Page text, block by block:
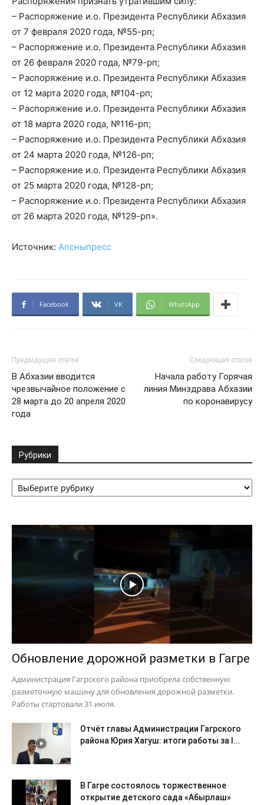
– Распоряжение и.о. Президента Республики Абхазия
от 7 февраля 2020 года, №55-рп;
– Распоряжение и.о. Президента Республики Абхазия
от 26 февраля 2020 года, №79-рп;
– Распоряжение и.о. Президента Республики Абхазия
от 12 марта 2020 года, №104-рп;
– Распоряжение и.о. Президента Республики Абхазия
от 18 марта 2020 года, №116-рп;
– Распоряжение и.о. Президента Республики Абхазия
от 24 марта 2020 года, №126-рп;
– Распоряжение и.о. Президента Республики Абхазия
от 25 марта 2020 года, №128-рп;
– Распоряжение и.о. Президента Республики Абхазия
от 26 марта 2020 года, №129-рп».
Источник: Апсныпресс
Facebook VK WhatsApp
Предыдущая статья
В Абхазии вводится
чрезвычайное положение с
28 марта до 20 апреля 2020
года
Следующая статья
Начала работу Горячая
линия Минздрава Абхазии
по коронавирусу
Рубрики
Рубрики
Обновление дорожной разметки в Гагре
Администрация Гагрского района приобрела собственную
разметочную машину для обновления дорожной разметки.
Работы стартовали 31 июля.
Отчёт главы Администрации Гагрского
района Юрия Хагуш: итоги работы за I...
В Гагре состоялось торжественное
открытие детского сада «Абырлаш»